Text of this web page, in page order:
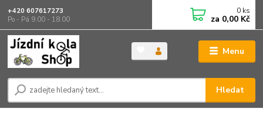
Menu
Hledat
+420 607617273
Po - Pá 9.00 - 18.00
0 ks
za 0,00 Kč